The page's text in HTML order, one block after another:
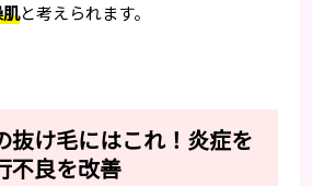
と考えられます。
抜け毛にはこれ！炎症を
不良を改善